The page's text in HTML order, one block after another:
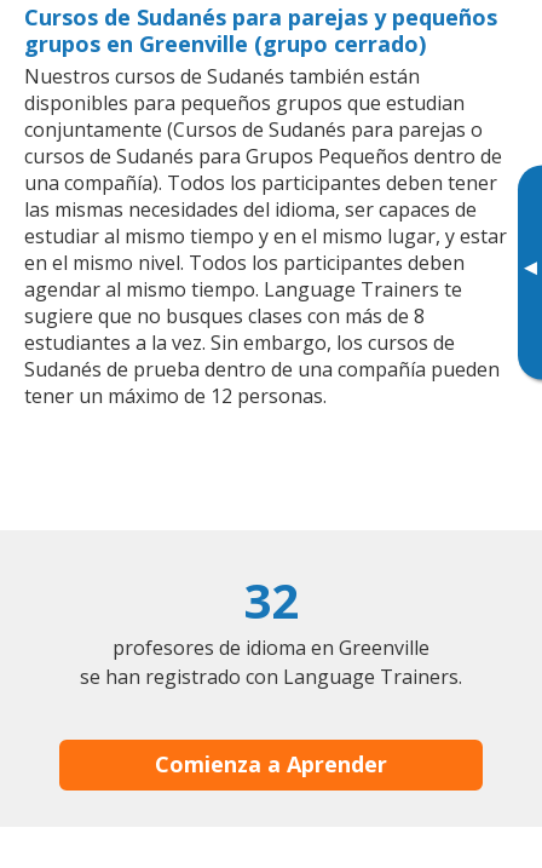
▸
Cursos de Sudanés para parejas y pequeños
grupos en Greenville (grupo cerrado)
Nuestros cursos de Sudanés también están
disponibles para pequeños grupos que estudian
conjuntamente (Cursos de Sudanés para parejas o
cursos de Sudanés para Grupos Pequeños dentro de
una compañía). Todos los participantes deben tener
las mismas necesidades del idioma, ser capaces de
estudiar al mismo tiempo y en el mismo lugar, y estar
en el mismo nivel. Todos los participantes deben
agendar al mismo tiempo. Language Trainers te
sugiere que no busques clases con más de 8
estudiantes a la vez. Sin embargo, los cursos de
Sudanés de prueba dentro de una compañía pueden
tener un máximo de 12 personas.
32
profesores de idioma en Greenville
se han registrado con Language Trainers.
Comienza a Aprender